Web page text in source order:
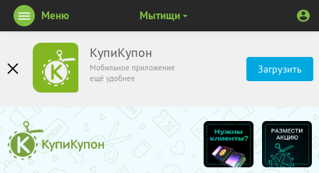
КупиКупон
Мобильное приложение
ещё удобнее
Загрузить
Меню Мытищи